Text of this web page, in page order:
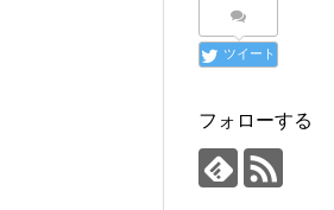
ツイート
フォローする